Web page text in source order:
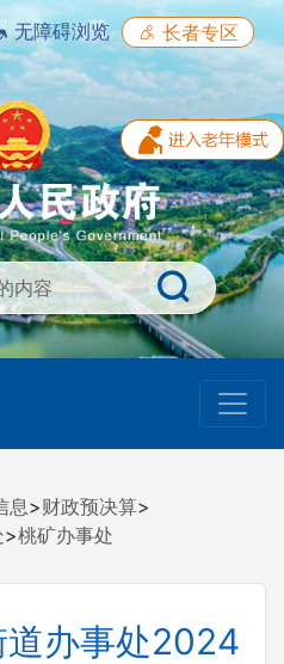
无障碍浏览 长者专区
息>财政预决算>
>桃矿办事处
办事处2024